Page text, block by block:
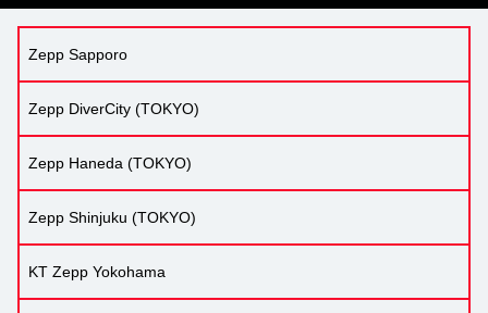
Zepp Sapporo
Zepp DiverCity (TOKYO)
Zepp Haneda (TOKYO)
Zepp Shinjuku (TOKYO)
KT Zepp Yokohama